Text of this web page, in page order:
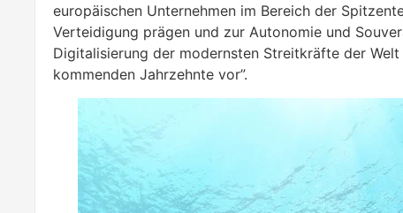
europäischen Unternehmen im Bereich der
Verteidigung prägen und zur Autonomie und
Digitalisierung der modernsten Streitkräfte der
kommenden Jahrzehnte vor”.